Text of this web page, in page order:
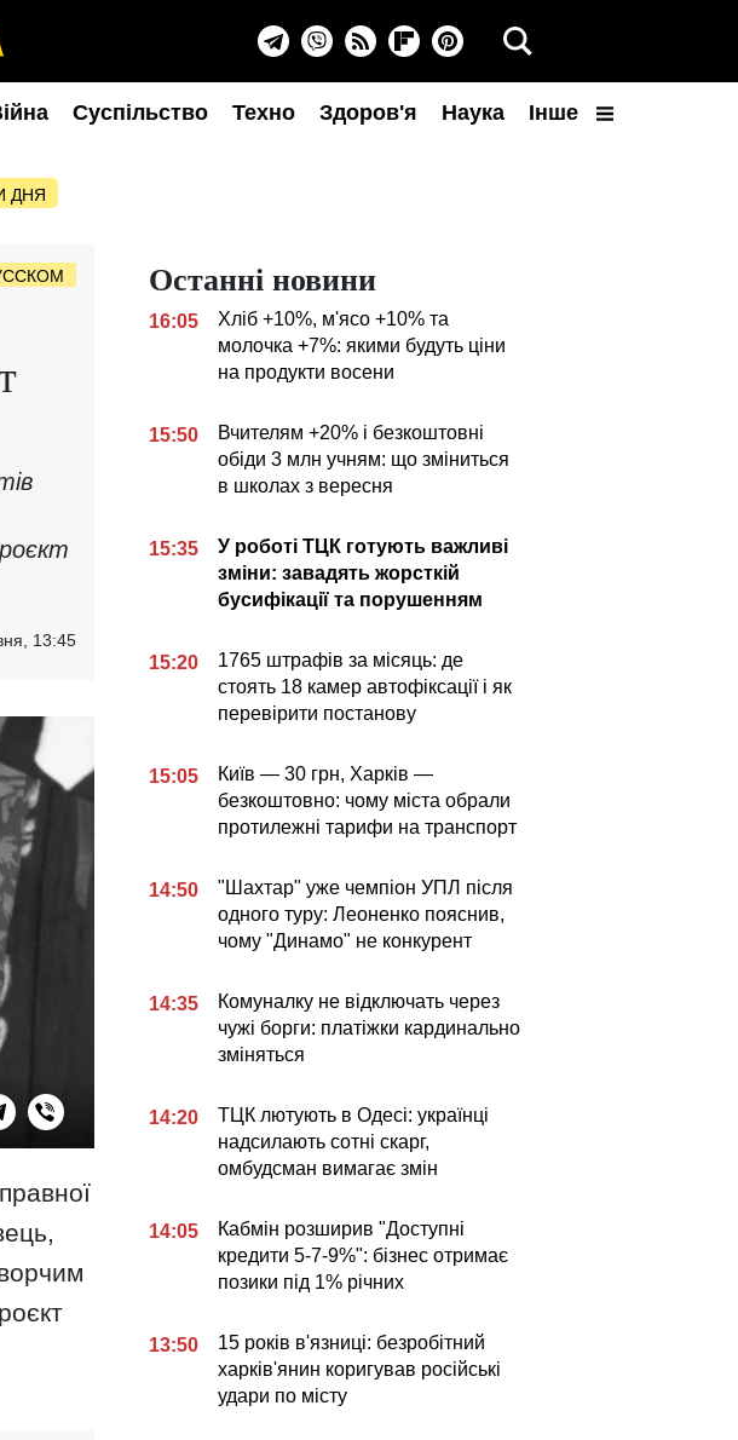
Суспільство Техно Здоров'я Наука Інше
ДНЯ
13:45
Останні новини
16:05
Хліб +10%, м'ясо +10% та
молочка +7%: якими будуть ціни
на продукти восени
15:50
Вчителям +20% і безкоштовні
обіди 3 млн учням: що зміниться
в школах з вересня
15:35
У роботі ТЦК готують важливі
зміни: завадять жорсткій
бусифікації та порушенням
15:20
1765 штрафів за місяць: де
стоять 18 камер автофіксації і як
перевірити постанову
15:05
Київ — 30 грн, Харків —
безкоштовно: чому міста обрали
протилежні тарифи на транспорт
14:50
"Шахтар" уже чемпіон УПЛ після
одного туру: Леоненко пояснив,
чому "Динамо" не конкурент
14:35
Комуналку не відключать через
чужі борги: платіжки кардинально
зміняться
14:20
ТЦК лютують в Одесі: українці
надсилають сотні скарг,
омбудсман вимагає змін
14:05
Кабмін розширив "Доступні
кредити 5-7-9%": бізнес отримає
позики під 1% річних
13:50
15 років в'язниці: безробітний
харків'янин коригував російські
удари по місту